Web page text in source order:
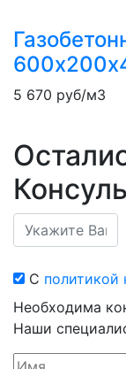
5 670 руб/м3
С политикой
Необходима
Наши